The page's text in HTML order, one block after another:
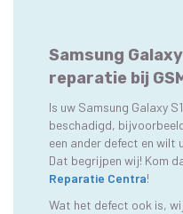
Samsung
reparatie bij
Is uw Samsung Galaxy
beschadigd,
een ander defect en wilt
Dat begrijpen wij! Kom
Reparatie Centra!
Wat het defect ook is,